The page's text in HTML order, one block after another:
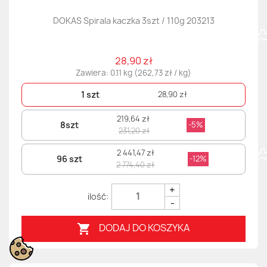
DOKAS Spirala kaczka 3szt / 110g 203213
28,90 zł
Zawiera: 0.11 kg (262,73 zł / kg)
1 szt 28,90 zł
8szt
219,64 zł
231,20 zł
-5%
96 szt
2 441,47 zł
2 774,40 zł
-12%
+
-
 DODAJ DO KOSZYKA